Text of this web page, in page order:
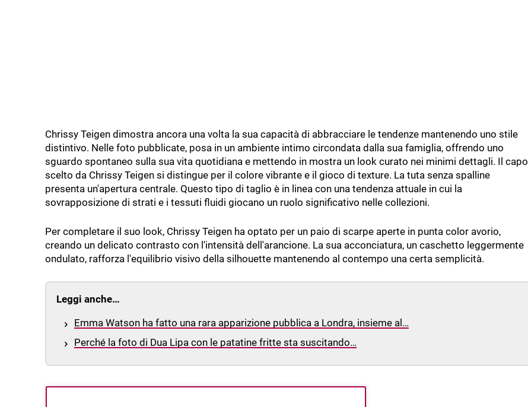
Chrissy Teigen dimostra ancora una volta la sua capacità di abbracciare le tendenze mantenendo uno stile
distintivo. Nelle foto pubblicate, posa in un ambiente intimo circondata dalla sua famiglia, offrendo uno
sguardo spontaneo sulla sua vita quotidiana e mettendo in mostra un look curato nei minimi dettagli. Il capo
scelto da Chrissy Teigen si distingue per il colore vibrante e il gioco di texture. La tuta senza spalline
presenta un'apertura centrale. Questo tipo di taglio è in linea con una tendenza attuale in cui la
sovrapposizione di strati e i tessuti fluidi giocano un ruolo significativo nelle collezioni.
Per completare il suo look, Chrissy Teigen ha optato per un paio di scarpe aperte in punta color avorio,
creando un delicato contrasto con l'intensità dell'arancione. La sua acconciatura, un caschetto leggermente
ondulato, rafforza l'equilibrio visivo della silhouette mantenendo al contempo una certa semplicità.
Leggi anche…
Emma Watson ha fatto una rara apparizione pubblica a Londra, insieme al…
Perché la foto di Dua Lipa con le patatine fritte sta suscitando…